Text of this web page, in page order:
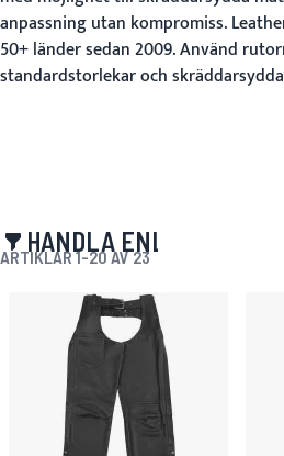
anpassning utan kompromiss.
50+ länder sedan 2009. Använd
standardstorlekar och
HANDLA ENLIGT
ARTIKLAR1-20 AV23